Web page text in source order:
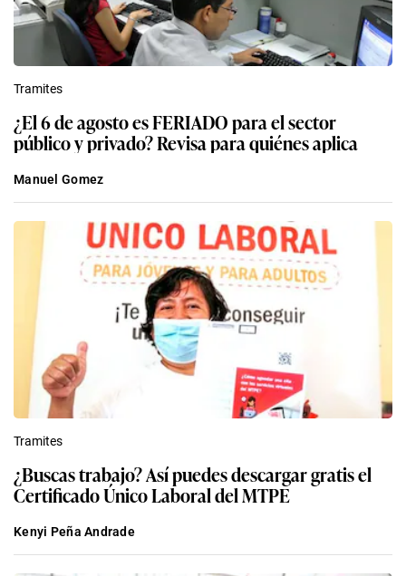
Tramites
¿El 6 de agosto es FERIADO para el sector
público y privado? Revisa para quiénes aplica
Manuel Gomez
Tramites
¿Buscas trabajo? Así puedes descargar gratis el
Certificado Único Laboral del MTPE
Kenyi Peña Andrade